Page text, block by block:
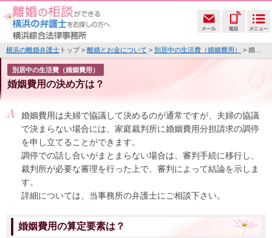
横浜の離婚弁護士 トップ > 離婚とお金について > 別居中の生活費（婚姻費用） > 婚姻費用の決め方は？
別居中の生活費（婚姻費用）
婚姻費用の決め方は？
婚姻費用は夫婦で協議して決めるのが通常ですが、夫婦の協議
で決まらない場合には、家庭裁判所に婚姻費用分担請求の調停
を申し立てることができます。
調停での話し合いがまとまらない場合は、審判手続に移行し、
裁判所が必要な審理を行った上で、審判によって結論を示しま
す。
詳細については、当事務所の弁護士にご相談下さい。
婚姻費用の算定要素は？